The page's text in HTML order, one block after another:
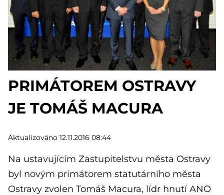
PRIMÁTOREM OSTRAVY
JE TOMÁŠ MACURA
Aktualizováno 12.11.2016 08:44
Na ustavujícím Zastupitelstvu města Ostravy
byl novým primátorem statutárního města
Ostravy zvolen Tomáš Macura, lídr hnutí ANO